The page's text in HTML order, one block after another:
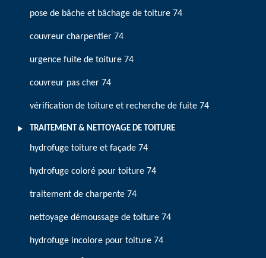
pose de bâche et bâchage de toiture 74
couvreur charpentier 74
urgence fuite de toiture 74
couvreur pas cher 74
vérification de toiture et recherche de fuite 74
TRAITEMENT & NETTOYAGE DE TOITURE
hydrofuge toiture et façade 74
hydrofuge coloré pour toiture 74
traitement de charpente 74
nettoyage démoussage de toiture 74
hydrofuge incolore pour toiture 74